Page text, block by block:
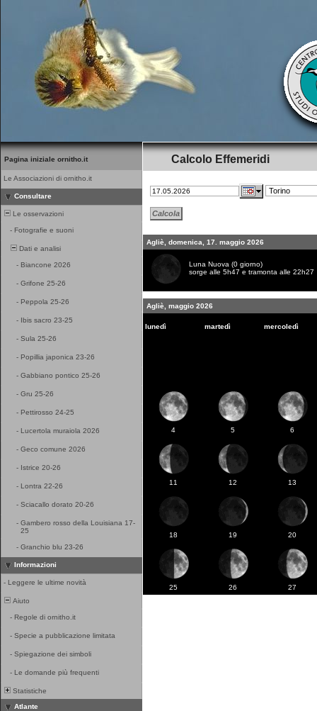
Pagina iniziale ornitho.it
Le Associazioni di ornitho.it
Consultare
Le osservazioni
- Fotografie e suoni
Dati e analisi
- Biancone 2026
- Grifone 25-26
- Peppola 25-26
- Ibis sacro 23-25
- Sula 25-26
- Popillia japonica 23-26
- Gabbiano pontico 25-26
- Gru 25-26
- Pettirosso 24-25
- Lucertola muraiola 2026
- Geco comune 2026
- Istrice 20-26
- Lontra 22-26
- Sciacallo dorato 20-26
- Gambero rosso della Louisiana 17-
25
- Granchio blu 23-26
Informazioni
- Leggere le ultime novità
Aiuto
- Regole di ornitho.it
- Specie a pubblicazione limitata
- Spiegazione dei simboli
- Le domande più frequenti
Statistiche
Atlante
Calcolo Effemeridi
Agliè, domenica, 17. maggio 2026
Luna Nuova (0 giorno)
sorge alle 5h47 e tramonta alle 22h27
Agliè, maggio 2026
lunedì martedì mercoledì
4 5 6
11 12 13
18 19 20
25 26 27